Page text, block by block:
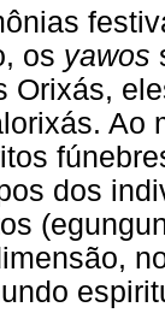
os yawos
Orixás,
Ao
dos